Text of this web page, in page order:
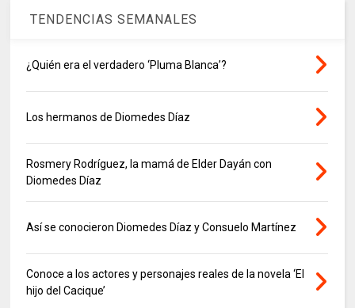
TENDENCIAS SEMANALES
¿Quién era el verdadero ‘Pluma Blanca’?
Los hermanos de Diomedes Díaz
Rosmery Rodríguez, la mamá de Elder Dayán con
Diomedes Díaz
Así se conocieron Diomedes Díaz y Consuelo Martínez
Conoce a los actores y personajes reales de la novela ‘El
hijo del Cacique’